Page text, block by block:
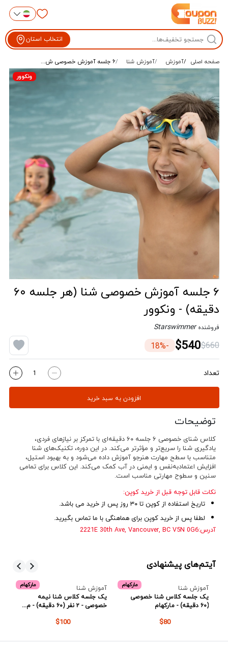
انتخاب استان
صفحه اصلی آموزش آموزش شنا ۶ جلسه آموزش خصوصی ش...
ونکوور
۶ جلسه آموزش خصوصی شنا (هر جلسه ۶۰
دقیقه) - ونکوور
فروشنده Starswimmer
$660
$540
-18%
تعداد
افزودن به سبد خرید
توضیحات
کلاس شنای خصوصی ۶ جلسه‌ ۶۰ دقیقه‌ای
با تمرکز بر نیازهای فردی،
یادگیری شنا را سریع‌تر و مؤثرتر می‌کند. در این دوره، تکنیک‌های شنا
متناسب با سطح مهارت هنرجو آموزش داده می‌شود و به بهبود استیل،
افزایش اعتمادبه‌نفس و ایمنی در آب کمک می‌کند. این کلاس برای تمامی
سنین و سطوح مهارتی مناسب است.
نکات قابل توجه قبل از خرید کوپن:
تاریخ استفاده از کوپن تا ۳۰ روز پس از خرید می باشد.
لطفا پس از خرید کوپن برای هماهنگی با ما تماس بگیرید.
آدرس:
2221E 30th Ave, Vancouver, BC V5N 0G6
آیتم‌های پیشنهادی
مارکهام
آموزش شنا
یک جلسه کلاس شنا خصوصی
(۶۰ دقیقه) - مارکهام
$80
مارکهام
آموزش شنا
یک جلسه کلاس شنا نیمه
خصوصی - ۲ نفر (۶۰ دقیقه) - م...
$100